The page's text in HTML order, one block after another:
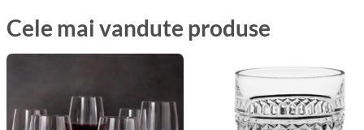
Cele mai vandute produse